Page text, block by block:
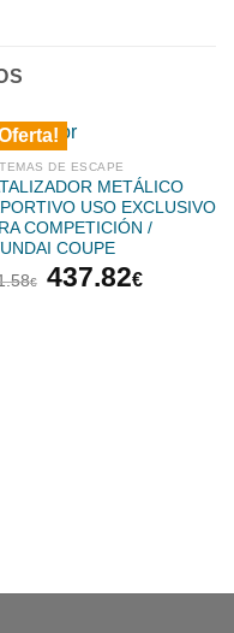
DE ESCAPE
METÁLICO
USO EXCLUSIVO
COMPETICIÓN /
COUPE
€
El
437.82€El